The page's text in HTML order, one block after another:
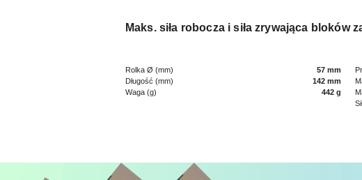
Maks. siła robocza i siła zrywająca bloków
Rolka Ø (mm)
57 mm
Długość (mm)
142 mm
Waga (g)
442 g